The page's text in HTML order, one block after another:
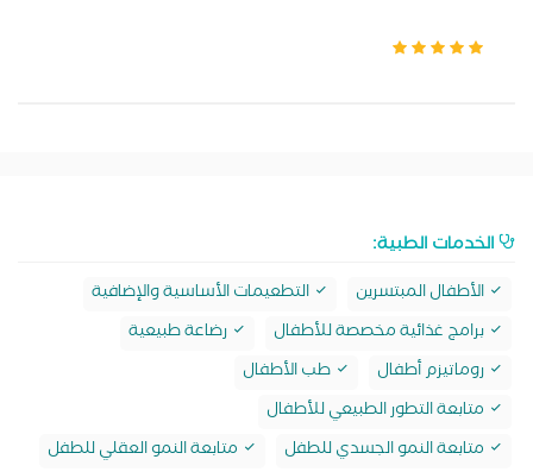
الخدمات الطبية:
الأطفال المبتسرين
التطعيمات الأساسية والإضافية
برامج غذائية مخصصة للأطفال
رضاعة طبيعية
روماتيزم أطفال
طب الأطفال
متابعة التطور الطبيعي للأطفال
متابعة النمو الجسدي للطفل
متابعة النمو العقلي للطفل